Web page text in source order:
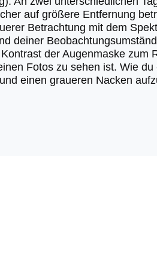
auf größere Entfernung
Betrachtung mit dem
deiner
der Augenmaske zum
Fotos zu sehen ist. Wie du
einen graueren Nacken